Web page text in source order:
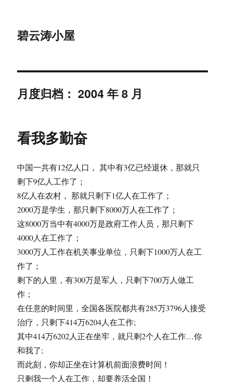
碧云涛小屋
月度归档：2004 年 8 月
看我多勤奋
中国一共有12亿人口， 其中有3亿已经退休，那就只
剩下9亿人工作了；
8亿人在农村， 那就只剩下1亿人在工作了；
2000万是学生，那只剩下8000万人在工作了；
这8000万当中有4000万是政府工作人员，那只剩下
4000人在工作了；
3000万人工作在机关事业单位，只剩下1000万人在工
作了；
剩下的人里，有300万是军人，只剩下700万人做工
作；
在任意的时间里，全国各医院都共有285万3796人接受
治疗，只剩下414万6204人在工作;
其中414万6202人正在坐牢，就只剩2个人在工作…你
和我了;
而此刻，你却正坐在计算机前面浪费时间！
只剩我一个人在工作，却要养活全国！